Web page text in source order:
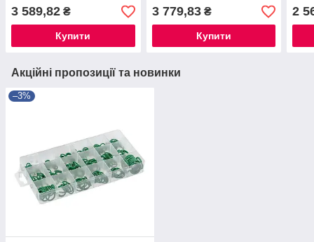
3 589,82 ₴
Купити
3 779,83₴
Купити
2
Акційні пропозиції та новинки
–3%